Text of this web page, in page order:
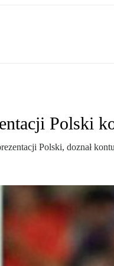
Polski
Polski, doznał